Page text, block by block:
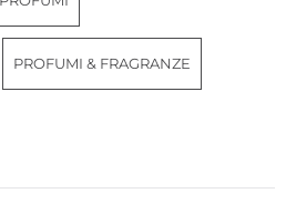
PROFUMI & FRAGRANZE